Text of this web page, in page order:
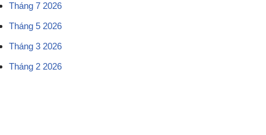
Tháng 7 2026
Tháng 5 2026
Tháng 3 2026
Tháng 2 2026